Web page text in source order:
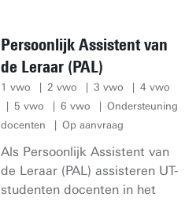
Persoonlijk Assistent van
de Leraar (PAL)
1 vwo 2 vwo 3 vwo
4 vwo
5 vwo
6 vwo
Ondersteuning
docenten
Op aanvraag
Als Persoonlijk Assistent van
de Leraar (PAL) assisteren UT-
studenten docenten in het